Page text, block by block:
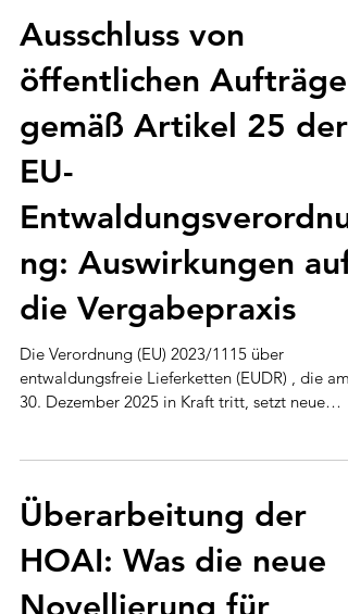
Ausschluss von
öffentlichen Aufträgen
gemäß Artikel 25 der
EU-
Entwaldungsverordnu
ng: Auswirkungen auf
die Vergabepraxis
entwaldungsfreie Lieferketten (EUDR) , die am
Maßstäbe...
Überarbeitung der